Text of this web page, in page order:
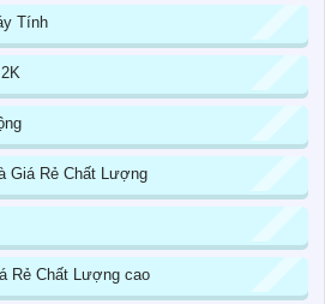
Tính
Giá Rẻ Chất Lượng
Rẻ Chất Lượng cao